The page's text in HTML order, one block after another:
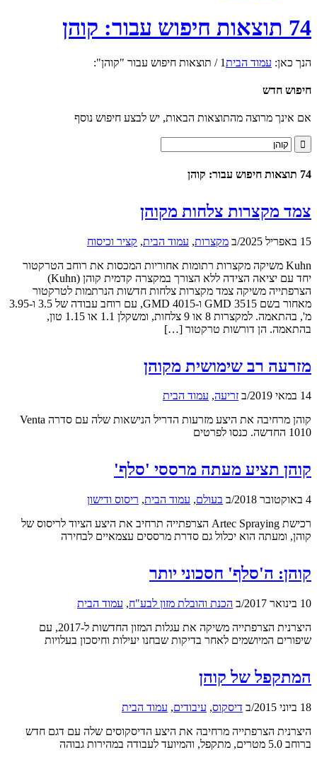
74 תוצאות חיפוש עבור: קוהן
הנך כאן: עמוד הבית1
/ תוצאות חיפוש עבור "קוהן":
חיפוש חדש
אם אינך מרוצה מהתוצאות הבאות, יש לבצע חיפוש נוסף
74 תוצאות חיפוש עבור: קוהן
צמד מקצרות צלחות מקוהן
15 באפריל 2025 /ב מקצרות, עמוד הבית, קציר וכיסוח
Kuhn משיקה מקצרות רתומות אחוריות המכסות את רוחב הטרקטור
יחד עם יציאה הצידה ללא הצורך במקצרה קדמית קוהן (Kuhn)
הצרפתייה משיקה צמד מקצרות צלחות חדשות הנרתמות לטרקטור
מאחור בשם GMD 3515 ו-GMD 4015, עם רוחב עבודה של 3.5 ו-3.95
מ', בהתאמה. למקצרות 8 או 9 צלחות, ומשקלן 1.1 או 1.15 טון,
בהתאמה. הן דורשות טרקטור […]
מזרעה רב שימושית מקוהן
14 במאי 2019 /ב זריעה, עמוד הבית
קוהן מרחיבה את היצע מזרעות הדריל הנישאות שלה עם סדרה Venta
1010 החדשה. כנסו לפרטים
קוהן תציע מעתה מרססי 'סלף'
4 באוקטובר 2018 /ב בעולם, עמוד הבית, ריסוס ודישון
רכישת Artec Spraying הצרפתייה תרחיב את היצע הציוד לריסוס של
קוהן, ומעתה הוא יכלול גם סדרת מרססים עצמאיים לבחירה
קוהן: ה'סלף' חסכוני יותר
10 בינואר 2017 /ב הכנת והובלת מזון לבע"ח, עמוד הבית
היצרנית הצרפתייה משיקה את עגלות המזון החדשות ל-2017, עם
שיפורים המיושמים לאחר בדיקות שבחנו יעילות וחיסכון בעלויות
המתקפל של קוהן
18 ביוני 2015 /ב דיסקוס, עיבודים, עמוד הבית
היצרנית הצרפתייה מרחיבה את היצע הדיסקוסים שלה עם דגם חדש
ברוחב 5.0 מטרים, מתקפל, והמיועד לעבודה במהירות גבוהה